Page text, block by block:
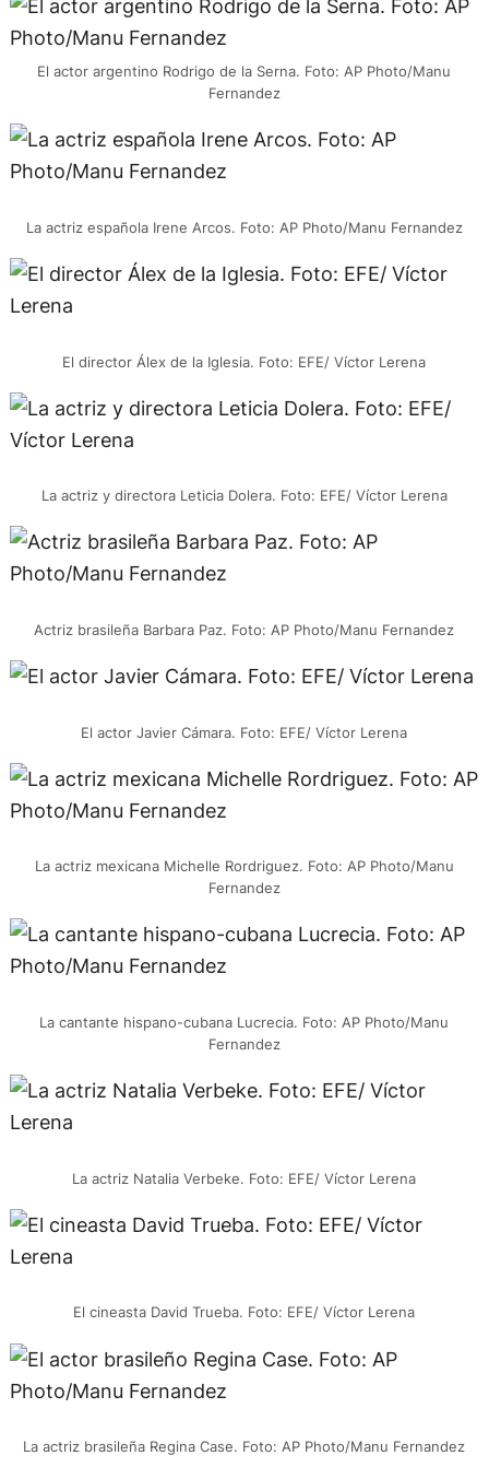
El actor argentino Rodrigo de la Serna. Foto: AP Photo/Manu
Fernandez
La actriz española Irene Arcos. Foto: AP Photo/Manu Fernandez
El director Álex de la Iglesia. Foto: EFE/ Víctor Lerena
La actriz y directora Leticia Dolera. Foto: EFE/ Víctor Lerena
Actriz brasileña Barbara Paz. Foto: AP Photo/Manu Fernandez
El actor Javier Cámara. Foto: EFE/ Víctor Lerena
La actriz mexicana Michelle Rordriguez. Foto: AP Photo/Manu
Fernandez
La cantante hispano-cubana Lucrecia. Foto: AP Photo/Manu
Fernandez
La actriz Natalia Verbeke. Foto: EFE/ Víctor Lerena
El cineasta David Trueba. Foto: EFE/ Víctor Lerena
La actriz brasileña Regina Case. Foto: AP Photo/Manu Fernandez